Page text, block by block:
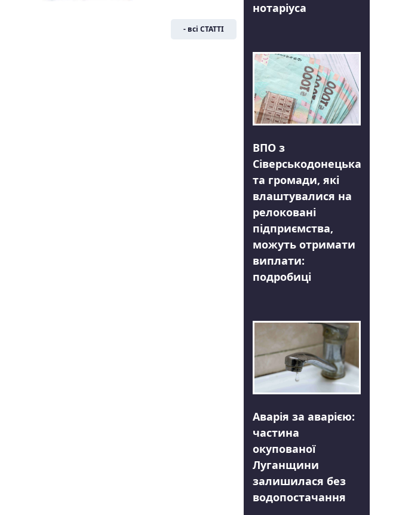
- всі СТАТТІ
нотаріуса
ВПО з
Сіверськодонецька
та громади, які
влаштувалися на
релоковані
підприємства,
можуть отримати
виплати:
подробиці
Аварія за аварією:
частина
окупованої
Луганщини
залишилася без
водопостачання